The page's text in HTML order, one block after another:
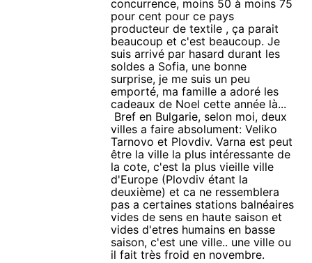
concurrence, moins 50 à moins 75
pour cent pour ce pays
producteur de textile , ça parait
beaucoup et c'est beaucoup. Je
suis arrivé par hasard durant les
soldes a Sofia, une bonne
surprise, je me suis un peu
emporté, ma famille a adoré les
cadeaux de Noel cette année là...
Bref en Bulgarie, selon moi, deux
villes a faire absolument: Veliko
Tarnovo et Plovdiv. Varna est peut
être la ville la plus intéressante de
la cote, c'est la plus vieille ville
d'Europe (Plovdiv étant la
deuxième) et ca ne ressemblera
pas a certaines stations balnéaires
vides de sens en haute saison et
vides d'etres humains en basse
saison, c'est une ville.. une ville ou
il fait très froid en novembre.